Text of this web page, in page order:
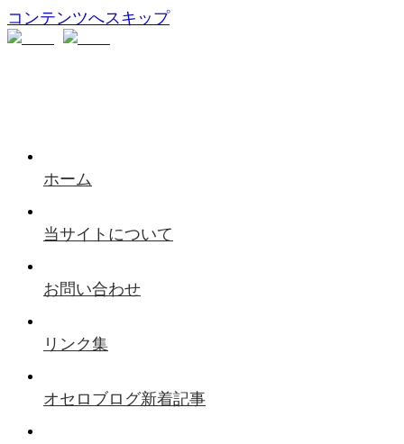
コンテンツへスキップ
ホーム
当サイトについて
お問い合わせ
リンク集
オセロブログ新着記事